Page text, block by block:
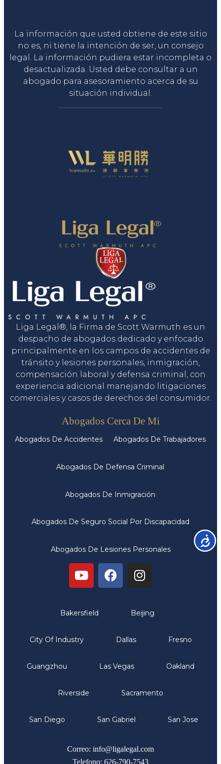
La información que usted obtiene de este sitio
no es, ni tiene la intención de ser, un consejo
legal. La información pudiera estar incompleta o
desactualizada. Usted debe consultar a un
abogado para asesoramiento acerca de su
situación individual.
Liga Legal®, la Firma de Scott Warmuth es un
despacho de abogados dedicado y enfocado
principalmente en los campos de accidentes de
tránsito y lesiones personales, inmigración,
compensación laboral y defensa criminal, con
experiencia adicional manejando litigaciones
comerciales y casos de derechos del consumidor.
Abogados Cerca De Mi
Abogados De Accidentes Abogados De Trabajadores
Abogados De Defensa Criminal
Abogados De Inmigración
Abogados De Seguro Social Por Discapacidad
Abogados De Lesiones Personales
Bakersfield Beijing
City Of Industry Dallas Fresno
Guangzhou Las Vegas Oakland
Riverside Sacramento
San Diego San Gabriel San Jose
Correo: info@ligalegal.com
Telefono: 626-790-7543